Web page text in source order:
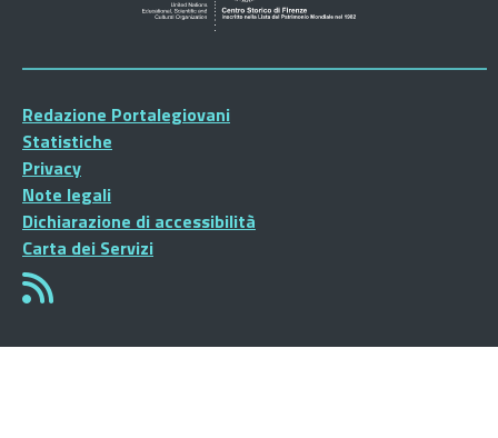
Redazione Portalegiovani
Statistiche
Privacy
Note legali
Dichiarazione di accessibilità
Carta dei Servizi